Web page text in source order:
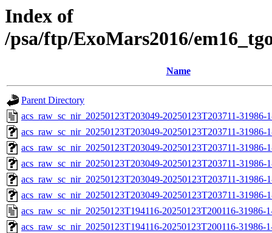
Index of
/psa/ftp/ExoMars2016/
Name
Parent Directory
acs_raw_sc_nir_20250123T203049-20250123T203711-31986-
acs_raw_sc_nir_20250123T203049-20250123T203711-31986-
acs_raw_sc_nir_20250123T203049-20250123T203711-31986-
acs_raw_sc_nir_20250123T203049-20250123T203711-31986-
acs_raw_sc_nir_20250123T203049-20250123T203711-31986-
acs_raw_sc_nir_20250123T203049-20250123T203711-31986-
acs_raw_sc_nir_20250123T194116-20250123T200116-31986-
acs_raw_sc_nir_20250123T194116-20250123T200116-31986-